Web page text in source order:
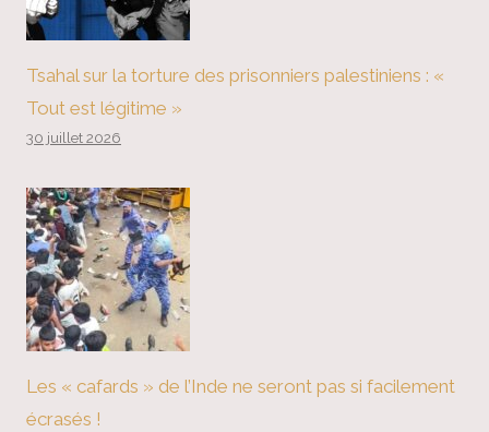
Tsahal sur la torture des prisonniers palestiniens : «
Tout est légitime »
30 juillet 2026
Les « cafards » de l’Inde ne seront pas si facilement
écrasés !